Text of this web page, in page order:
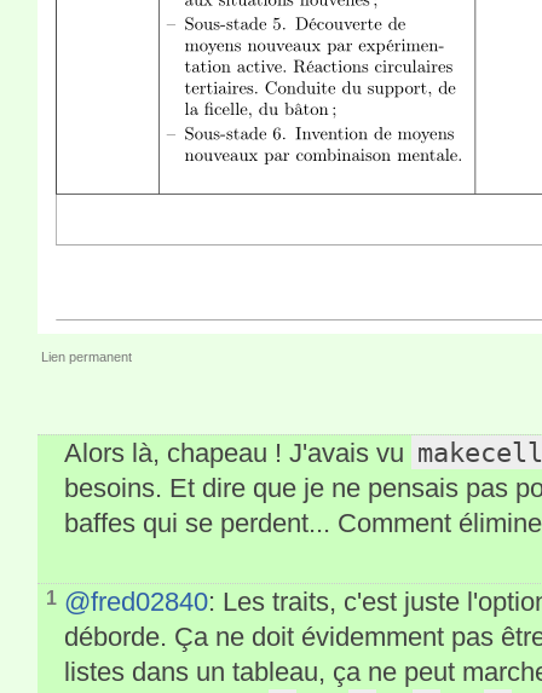
Lien permanent
Alors là, chapeau ! J'avais vu makecell
besoins. Et dire que je ne pensais pas
baffes qui se perdent... Comment
1 @fred02840: Les traits, c'est juste
déborde. Ça ne doit évidemment pas
listes dans un tableau, ça ne peut